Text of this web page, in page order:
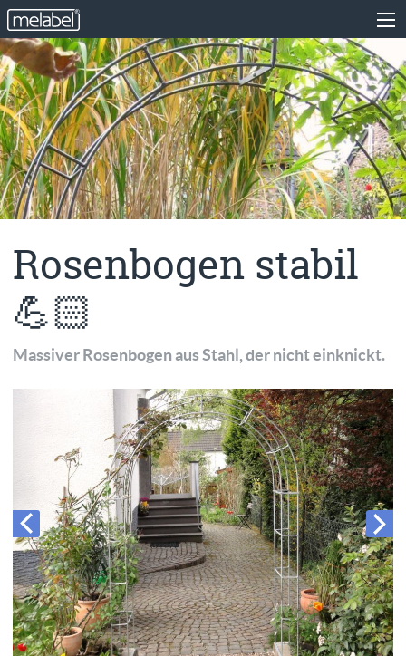
Rosenbogen stabil
💪🏻
Massiver Rosenbogen aus Stahl, der nicht einknickt.